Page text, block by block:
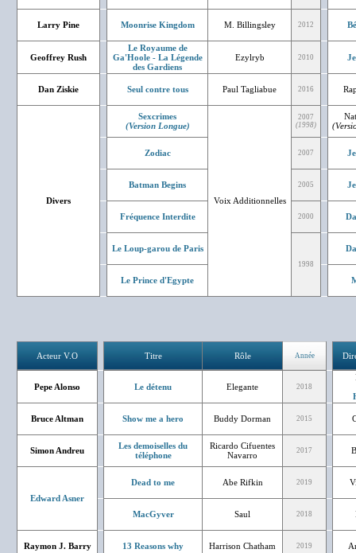
Larry Pine Moonrise Kingdom M. Billingsley 2012
Geoffrey Rush
Le Royaume de
Ga'Hoole - La Légende
des Gardiens
Ezylryb 2010
Dan Ziskie Seul contre tous Paul Tagliabue 2016
Divers
Sexcrimes
(Version Longue)
Voix Additionnelles
2007
(1998)
Zodiac 2007
Batman Begins 2005
Fréquence Interdite 2000
Le Loup-garou de Paris
1998
Le Prince d'Egypte
Acteur V.O Titre Rôle Année
Pepe Alonso Le détenu Elegante 2018
Bruce Altman Show me a hero Buddy Dorman 2015
Simon Andreu
Les demoiselles du
téléphone
Ricardo Cifuentes
Navarro
2017
Edward Asner
Dead to me Abe Rifkin 2019
MacGyver Saul 2018
Raymon J. Barry 13 Reasons why Harrison Chatham 2019